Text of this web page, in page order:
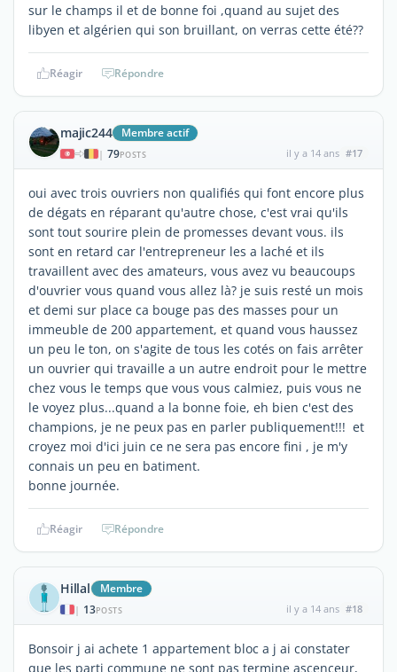
sur le champs il et de bonne foi ,quand au sujet des
libyen et algérien qui son bruillant, on verras cette été??
Réagir Répondre
majic244 Membre actif
| 79POSTS il y a 14 ans #17
oui avec trois ouvriers non qualifiés qui font encore plus
de dégats en réparant qu'autre chose, c'est vrai qu'ils
sont tout sourire plein de promesses devant vous. ils
sont en retard car l'entrepreneur les a laché et ils
travaillent avec des amateurs, vous avez vu beaucoups
d'ouvrier vous quand vous allez là? je suis resté un mois
et demi sur place ca bouge pas des masses pour un
immeuble de 200 appartement, et quand vous haussez
un peu le ton, on s'agite de tous les cotés on fais arrêter
un ouvrier qui travaille a un autre endroit pour le mettre
chez vous le temps que vous vous calmiez, puis vous ne
le voyez plus...quand a la bonne foie, eh bien c'est des
champions, je ne peux pas en parler publiquement!!! et
croyez moi d'ici juin ce ne sera pas encore fini , je m'y
connais un peu en batiment.
bonne journée.
Réagir Répondre
Hillal Membre
| 13POSTS il y a 14 ans #18
Bonsoir j ai achete 1 appartement bloc a j ai constater
que les parti commune ne sont pas termine ascenceur,